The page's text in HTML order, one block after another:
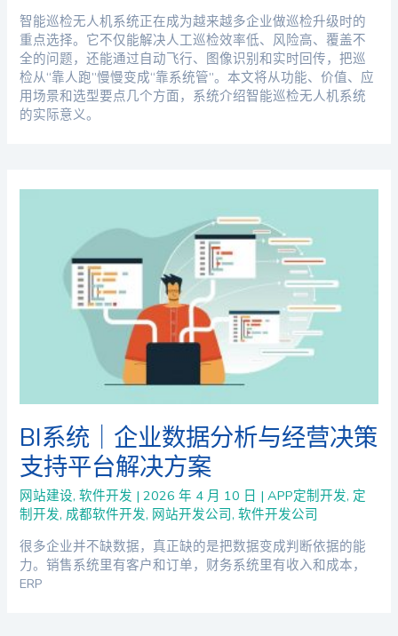
智能巡检无人机系统正在成为越来越多企业做巡检升级时的
重点选择。它不仅能解决人工巡检效率低、风险高、覆盖不
全的问题，还能通过自动飞行、图像识别和实时回传，把巡
检从“靠人跑”慢慢变成“靠系统管”。本文将从功能、价值、应
用场景和选型要点几个方面，系统介绍智能巡检无人机系统
的实际意义。
BI系统｜企业数据分析与经营决策
支持平台解决方案
网站建设,软件开发 |2026 年 4 月 10 日 |APP定制开发, 定
制开发,成都软件开发, 网站开发公司 ,软件开发公司
很多企业并不缺数据，真正缺的是把数据变成判断依据的能
力。销售系统里有客户和订单，财务系统里有收入和成本，
ERP